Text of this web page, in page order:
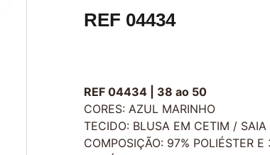
REF 04434
REF 04434 | 38 ao 50
CORES: AZUL MARINHO
TECIDO: BLUSA EM CETIM / SAIA
COMPOSIÇÃO: 97% POLIÉSTER